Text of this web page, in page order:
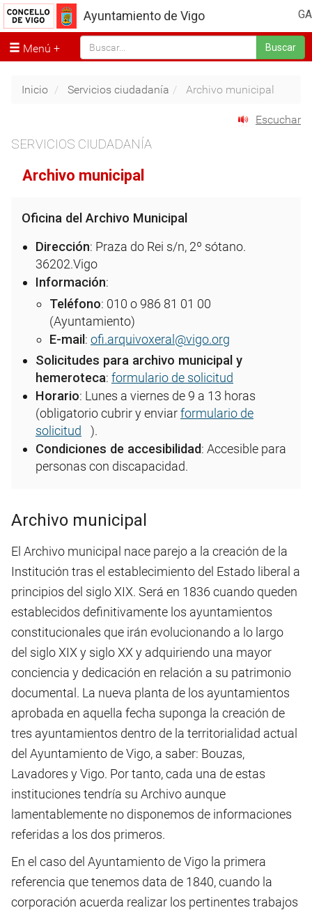
GA
Ayuntamiento de Vigo
Menú Buscar
Inicio Servicios ciudadanía Archivo municipal
Escuchar
SERVICIOS CIUDADANÍA
Archivo municipal
Oficina del Archivo Municipal
Dirección: Praza do Rei s/n, 2º sótano.
36202.Vigo
Información:
Teléfono: 010 o 986 81 01 00
(Ayuntamiento)
E-mail : ofi.arquivoxeral@vigo.org
Solicitudes para archivo municipal y
hemeroteca: formulario de solicitud
Horario: Lunes a viernes de 9 a 13 horas
(obligatorio cubrir y enviarformulario de
solicitud
).
Condiciones de accesibilidad: Accesible para
personas con discapacidad.
Archivo municipal
El Archivo municipal nace parejo a la creación de la
Institución tras el establecimiento del Estado liberal a
principios del siglo XIX. Será en 1836 cuando queden
establecidos definitivamente los ayuntamientos
constitucionales que irán evolucionando a lo largo
del siglo XIX y siglo XX y adquiriendo una mayor
conciencia y dedicación en relación a su patrimonio
documental. La nueva planta de los ayuntamientos
aprobada en aquella fecha suponga la creación de
tres ayuntamientos dentro de la territorialidad actual
del Ayuntamiento de Vigo, a saber: Bouzas,
Lavadores y Vigo. Por tanto, cada una de estas
instituciones tendría su Archivo aunque
lamentablemente no disponemos de informaciones
referidas a los dos primeros.
En el caso del Ayuntamiento de Vigo la primera
referencia que tenemos data de 1840, cuando la
corporación acuerda realizar los pertinentes trabajos